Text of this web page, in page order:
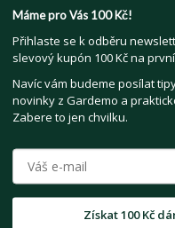
Máme pro Vás 100 Kč!
Přihlaste se k odběru
slevový kupón 100 Kč na
Navíc vám budeme posílat
novinky z Gardemo a
Zabere to jen chvilku.
Získat 100 Kč